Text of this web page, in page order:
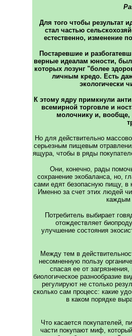
Для того чтобы результат
стал частью
естественно, изменение
Постаревшие и
верные идеалам юности,
которых лозунг "более
личным кредо. Есть
экологически
К этому ядру примкнули
всемирной торговле и
молочнику и,
Но для действительно
серьезным пищевым
ящура, чтобы в ряды
Они, конечно, рады
сохранение экобаланса, но,
сами едят безопасную пищу, в
Именно за счет этих людей
каждым
Потребитель выбирает
отождествляет
улучшение состояния
Между тем в
несомненную пользу
спасая ее от
биологическое разнообразие
регулируют не столько
сколько сам процесс: какие
в каком порядке
Что касается покупателей,
части покупают миф,